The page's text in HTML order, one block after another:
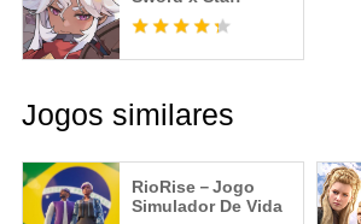
Jogos similares
RioRise－Jogo
Simulador De Vida